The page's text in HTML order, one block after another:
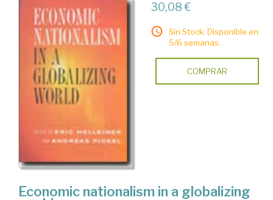
30,08 €
Sin Stock. Disponible en
5/6 semanas.
COMPRAR
Economic nationalism in a globalizing